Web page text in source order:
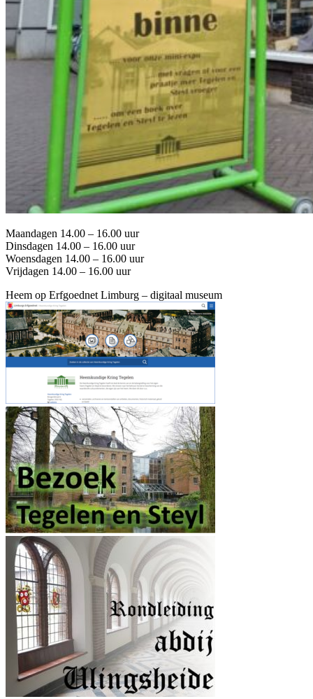
Maandagen 14.00 – 16.00 uur
Dinsdagen 14.00 – 16.00 uur
Woensdagen 14.00 – 16.00 uur
Vrijdagen 14.00 – 16.00 uur
Heem op Erfgoednet Limburg – digitaal museum